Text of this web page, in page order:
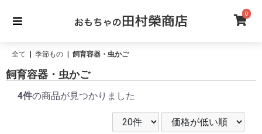
0
全て 季節もの 飼育容器・虫かご
飼育容器・虫かご
4件の商品が見つかりました